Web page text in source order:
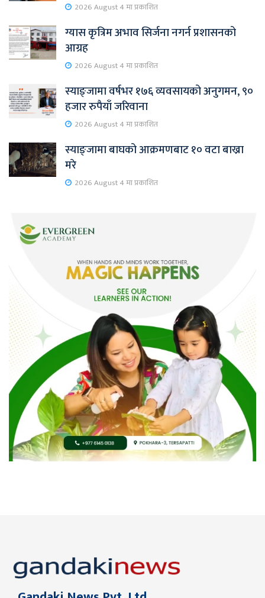
2026 August 4 मा प्रकाशित
ग्यास कृत्रिम अभाव सिर्जना नगर्न प्रशासनको
आग्रह
2026 August 4 मा प्रकाशित
स्याङ्जामा वर्षभर १७६ व्यवसायको अनुगमन, ९०
हजार रुपैयाँ जरिवाना
2026 August 4 मा प्रकाशित
स्याङ्जामा बाघको आक्रमणबाट १० वटा बाख्रा
मरे
2026 August 4 मा प्रकाशित